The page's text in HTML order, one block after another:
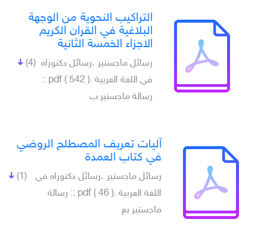
التراكيب النحوية من الوجهة
البلاغية في القران الكريم
الاجزاء الخمسة الثانية
(4) رسائل ماجستير ،رسائل دكتوراه
في اللغة العربية .pdf ( 542 ) ::
رسالة ماجستير ب
آليات تعريف المصطلح الروضي
في كتاب العمدة
(1)
رسائل ماجستير ،رسائل دكتوراه في
اللغة العربية .pdf ( 46 ) :: رسالة
ماجستير بع